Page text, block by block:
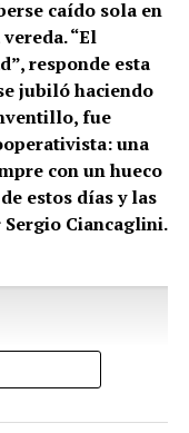
caído sola en
“El
responde esta
jubiló haciendo
fue
una
con un hueco
estos días y las
Sergio Ciancaglini.